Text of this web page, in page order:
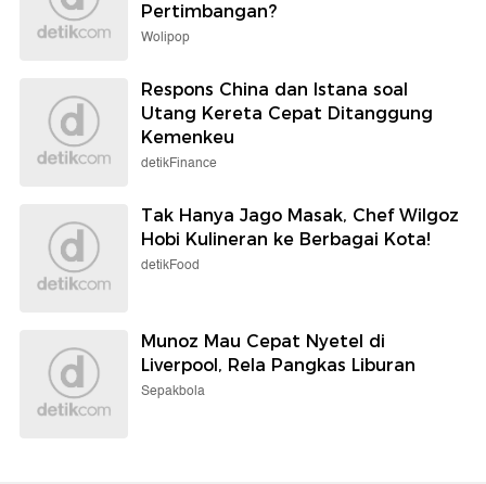
Pertimbangan?
Wolipop
Respons China dan Istana soal
Utang Kereta Cepat Ditanggung
Kemenkeu
detikFinance
Tak Hanya Jago Masak, Chef Wilgoz
Hobi Kulineran ke Berbagai Kota!
detikFood
Munoz Mau Cepat Nyetel di
Liverpool, Rela Pangkas Liburan
Sepakbola